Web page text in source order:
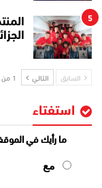
5
السابق التالي 1 من 3٬085
استفتاء
ما رأيك في
مع